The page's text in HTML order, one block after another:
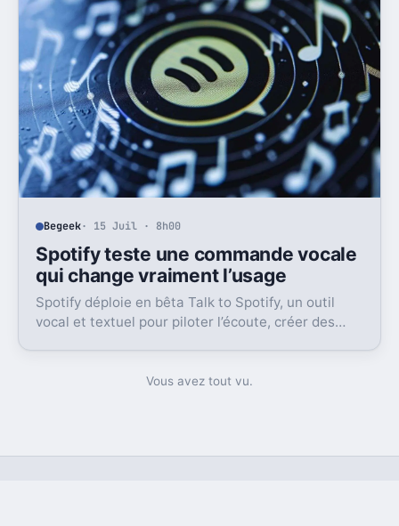
Begeek· 15 Juil · 8h00
Spotify teste une commande vocale
qui change vraiment l’usage
Spotify déploie en bêta Talk to Spotify, un outil
vocal et textuel pour piloter l’écoute, créer des